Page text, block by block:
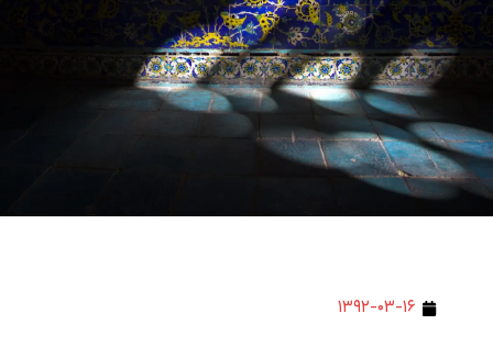
۱۳۹۲-۰۳-۱۶